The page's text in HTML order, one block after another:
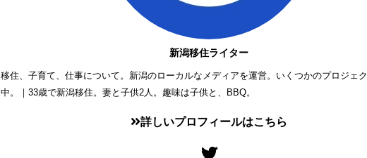
新潟移住ライター
移住、子育て、仕事について。新潟のローカルなメディアを運営。いくつかのプロジェ
中。｜33歳で新潟移住。妻と子供2人。趣味は子供と、BBQ。
詳しいプロフィールはこちら